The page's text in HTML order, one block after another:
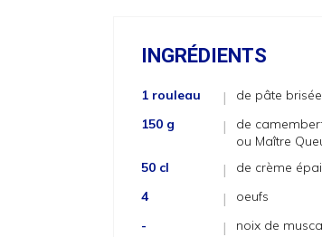
INGRÉDIENTS
1 rouleau |
de pâte brisée
150 g
|
de
ou Maître
50 cl
|
de crème
4
|
oeufs
-
|
noix de